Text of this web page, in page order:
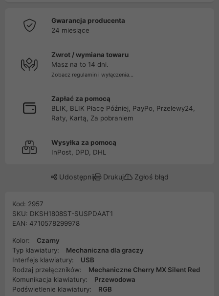
Gwarancja producenta
24 miesiące
Zwrot / wymiana towaru
Masz na to 14 dni.
Zobacz regulamin i wyłączenia...
Zapłać za pomocą
BLIK, BLIK Płacę Później, PayPo, Przelewy24,
Raty, Kartą, Za pobraniem
Wysyłka za pomocą
InPost, DPD, DHL
Udostępnij Drukuj Zgłoś błąd
Kod: 2957
SKU: DKSH1808ST-SUSPDAAT1
EAN: 4710578299978
Kolor:
Czarny
Typ klawiatury:
Mechaniczna dla graczy
Interfejs klawiatury:
USB
Rodzaj przełączników:
Mechaniczne Cherry MX Silent Red
Komunikacja klawiatury:
Przewodowa
Podświetlenie klawiatury:
RGB